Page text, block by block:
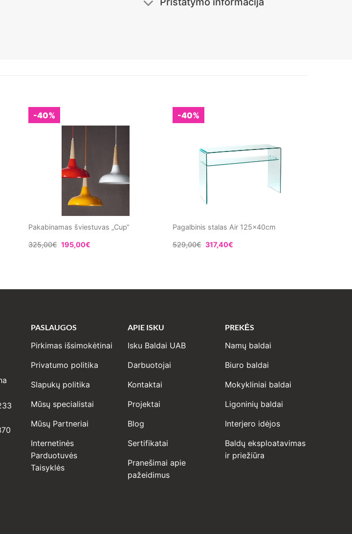
-40%
Pakabinamas šviestuvas „Cup“
325,00€ 195,00€
-40%
Pagalbinis stalas Air 125x40cm
529,00€ 317,40€
PASLAUGOS
Pirkimas išsimokėtinai
Privatumo politika
Slapukų politika
Mūsų specialistai
Mūsų Partneriai
Internetinės
Parduotuvės
Taisyklės
APIE ISKU
Isku Baldai UAB
Darbuotojai
Kontaktai
Projektai
Blog
Sertifikatai
Pranešimai apie
pažeidimus
PREKĖS
Namų baldai
Biuro baldai
Mokykliniai baldai
Ligoninių baldai
Interjero idėjos
Baldų eksploatavimas
ir priežiūra